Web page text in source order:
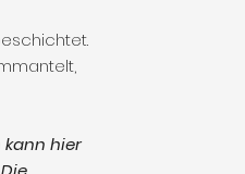
kann hier